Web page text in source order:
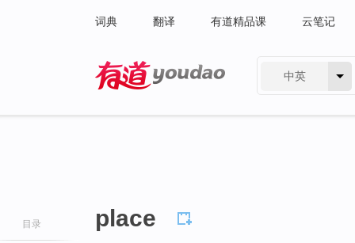
词典 翻译 有道精品课 云笔记
中英
目录 place